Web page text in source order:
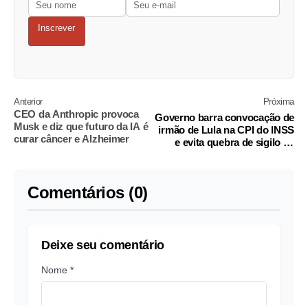
Inscrever
Anterior
CEO da Anthropic provoca
Musk e diz que futuro da IA é
curar câncer e Alzheimer
Próxima
Governo barra convocação de
irmão de Lula na CPI do INSS
e evita quebra de sigilo de
Comentários (0)
Deixe seu comentário
Nome *